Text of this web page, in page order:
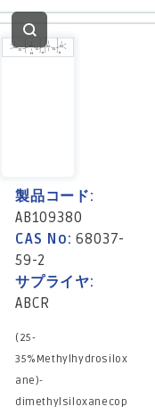
製品コード:
AB109380
CAS No:68037-
59-2
サプライヤ:
ABCR
(25-
35%Methylhydrosilox
ane)-
dimethylsiloxanecop